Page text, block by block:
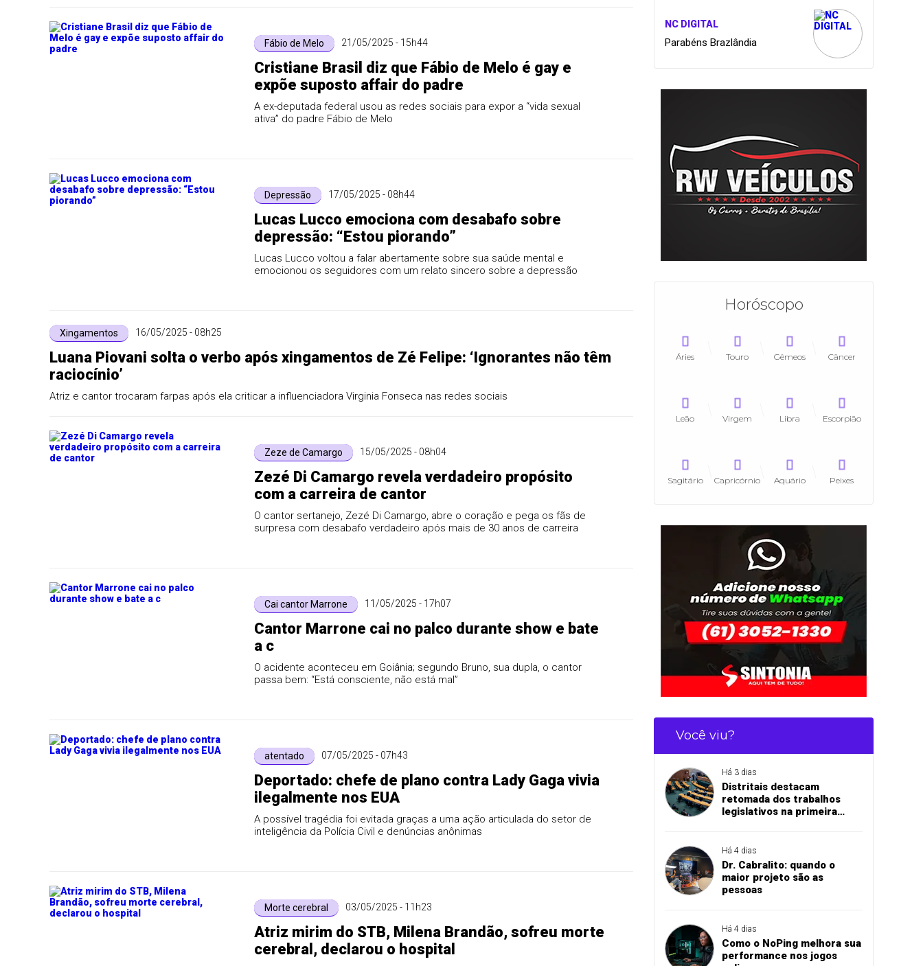
Fábio de Melo 21/05/2025 - 15h44
Cristiane Brasil diz que Fábio de Melo é gay e
expõe suposto affair do padre
A ex-deputada federal usou as redes sociais para expor a “vida sexual
ativa” do padre Fábio de Melo
Depressão 17/05/2025 - 08h44
Lucas Lucco emociona com desabafo sobre
depressão: “Estou piorando”
Lucas Lucco voltou a falar abertamente sobre sua saúde mental e
emocionou os seguidores com um relato sincero sobre a depressão
Xingamentos 16/05/2025 - 08h25
Luana Piovani solta o verbo após xingamentos de Zé Felipe: ‘Ignorantes não têm
raciocínio’
Atriz e cantor trocaram farpas após ela criticar a influenciadora Virginia Fonseca nas redes sociais
Zeze de Camargo 15/05/2025 - 08h04
Zezé Di Camargo revela verdadeiro propósito
com a carreira de cantor
O cantor sertanejo, Zezé Di Camargo, abre o coração e pega os fãs de
surpresa com desabafo verdadeiro após mais de 30 anos de carreira
Cai cantor Marrone 11/05/2025 - 17h07
Cantor Marrone cai no palco durante show e bate
a c
O acidente aconteceu em Goiânia; segundo Bruno, sua dupla, o cantor
passa bem: “Está consciente, não está mal”
atentado 07/05/2025 - 07h43
Deportado: chefe de plano contra Lady Gaga vivia
ilegalmente nos EUA
A possível tragédia foi evitada graças a uma ação articulada do setor de
inteligência da Polícia Civil e denúncias anônimas
Morte cerebral 03/05/2025 - 11h23
Atriz mirim do STB, Milena Brandão, sofreu morte
cerebral, declarou o hospital
NC DIGITAL
Parabéns Brazlândia
Horóscopo
Áries Touro Gêmeos Câncer
Leão Virgem Libra Escorpião
Sagitário Capricórnio Aquário Peixes
Você viu?
Há 3 dias
Distritais destacam
retomada dos trabalhos
legislativos na primeira
Há 4 dias
Dr. Cabralito: quando o
maior projeto são as
pessoas
Há 4 dias
Como o NoPing melhora sua
performance nos jogos